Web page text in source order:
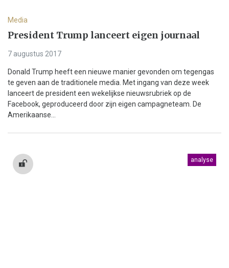
Media
President Trump lanceert eigen journaal
7 augustus 2017
Donald Trump heeft een nieuwe manier gevonden om tegengas
te geven aan de traditionele media. Met ingang van deze week
lanceert de president een wekelijkse nieuwsrubriek op de
Facebook, geproduceerd door zijn eigen campagneteam. De
Amerikaanse...
analyse